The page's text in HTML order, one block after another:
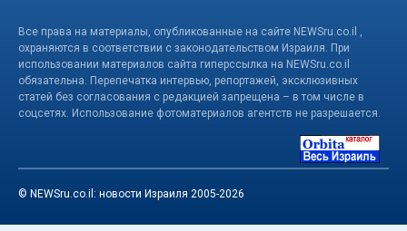
Все права на материалы, опубликованные на сайте NEWSru.co.il ,
охраняются в соответствии с законодательством Израиля. При
использовании материалов сайта гиперссылка на NEWSru.co.il
обязательна. Перепечатка интервью, репортажей, эксклюзивных
статей без согласования с редакцией запрещена – в том числе в
соцсетях. Использование фотоматериалов агентств не разрешается.
© NEWSru.co.il: новости Израиля 2005-2026